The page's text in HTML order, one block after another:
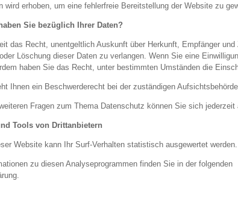
wird erhoben, um eine fehlerfreie Bereitstellung der Website zu
Sie bezüglich Ihrer Daten?
das Recht, unentgeltlich Auskunft über Herkunft, Empfänger
Löschung dieser Daten zu verlangen. Wenn Sie eine
haben Sie das Recht, unter bestimmten Umständen die
Ihnen ein Beschwerderecht bei der zuständigen
Fragen zum Thema Datenschutz können Sie sich jederzeit
Tools von Drittanbietern
Website kann Ihr Surf-Verhalten statistisch ausgewertet
zu diesen Analyseprogrammen finden Sie in der folgenden